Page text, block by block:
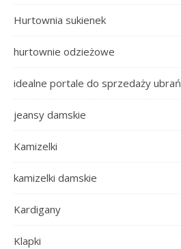
Hurtownia sukienek
hurtownie odzieżowe
idealne portale do sprzedaży ubrań
jeansy damskie
Kamizelki
kamizelki damskie
Kardigany
Klapki